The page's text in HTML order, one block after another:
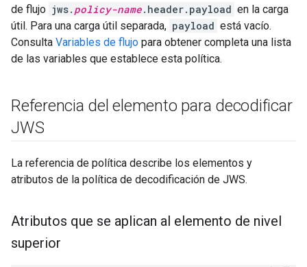
de flujo jws. policy-name.header.payload en la carga
útil. Para una carga útil separada, payload está vacío.
Consulta Variables de flujo para obtener completa una lista
de las variables que establece esta política.
Referencia del elemento para decodificar
JWS
La referencia de política describe los elementos y
atributos de la política de decodificación de JWS.
Atributos que se aplican al elemento de nivel
superior